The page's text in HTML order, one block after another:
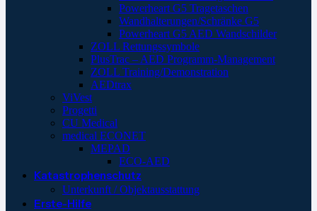
Powerheart G5 Tragetaschen
Wandhalterungen/Schränke G5
Powerheart G5 AED Wandschilder
ZOLL Rettungssymbole
PlusTrac – AED Programm-Management
ZOLL Training/Demonstration
AEDtrax
ViVest
Progetti
CU Medical
medical ECONET
MEPAD
ECO-AED
Katastrophenschutz
Unterkunft / Objektausstattung
Erste-Hilfe